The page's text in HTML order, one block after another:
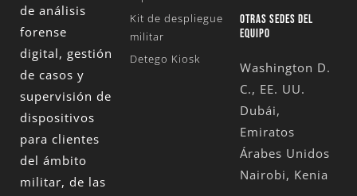
de análisis
forense
digital, gestión
de casos y
supervisión de
dispositivos
para clientes
del ámbito
militar, de las
Kit de despliegue
militar
Detego Kiosk
OTRAS SEDES DEL
EQUIPO
Washington D.
C., EE. UU.
Dubái,
Emiratos
Árabes Unidos
Nairobi, Kenia